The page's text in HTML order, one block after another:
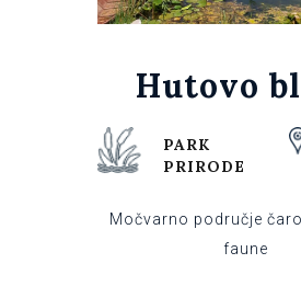
Hutovo
PARK
PRIRODE
Močvarno područje
faune